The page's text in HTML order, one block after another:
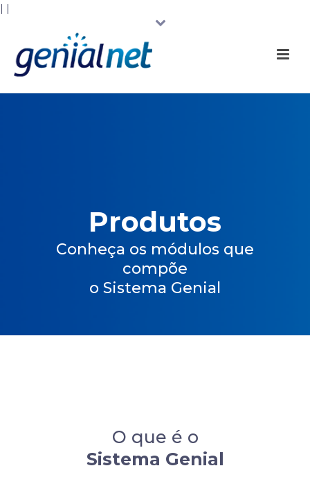
| |
Produtos
Conheça os módulos que
compõe
o Sistema Genial
O que é o
Sistema Genial